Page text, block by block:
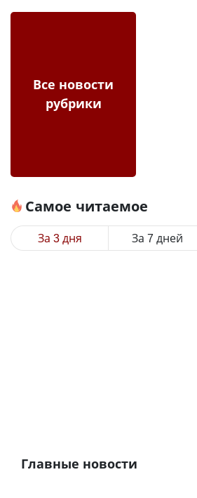
Все новости
рубрики
Самое читаемое
За 3 дня За 7 дней
Главные новости